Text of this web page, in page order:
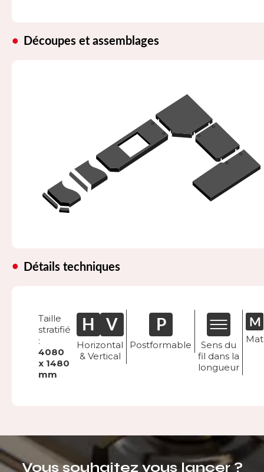
Découpes et assemblages
Détails techniques
Taille
stratifié
:
4080
x 1480
mm
Horizontal
& Vertical
Postformable
Sens du
fil dans la
longueur
Mat
Vous souhaitez vous lancer ?